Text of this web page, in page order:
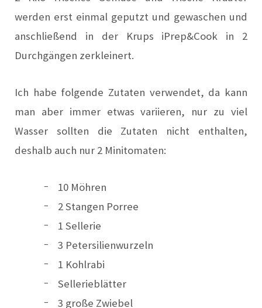
werden erst einmal geputzt und gewaschen und
anschließend in der Krups iPrep&Cook in 2
Durchgängen zerkleinert.
Ich habe folgende Zutaten verwendet, da kann
man aber immer etwas variieren, nur zu viel
Wasser sollten die Zutaten nicht enthalten,
deshalb auch nur 2 Minitomaten:
10 Möhren
2 Stangen Porree
1 Sellerie
3 Petersilienwurzeln
1 Kohlrabi
Sellerieblätter
3 große Zwiebel